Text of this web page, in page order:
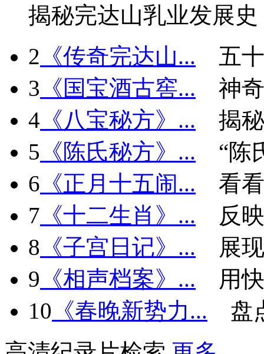
揭秘完达山乳业发展史
2 《传奇完达山...
五
3 《国宝酒古窖...
神
4 《八宝秘方》...
揭
5 《陈氏秘方》...
“陈
6 《正月十五闹...
看
7 《十二生肖》...
反
8 《子宫日记》...
展
9 《相声档案》...
用
10 《春晚新势力...
盘